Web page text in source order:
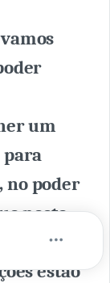
um
para
no poder
neste
defesa
estão